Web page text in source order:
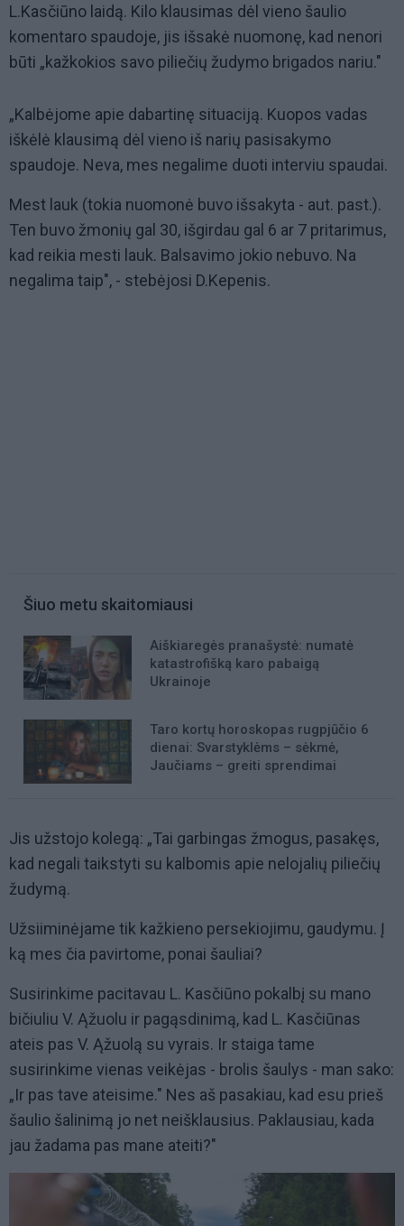
L.Kasčiūno laidą. Kilo klausimas dėl vieno šaulio
komentaro spaudoje, jis išsakė nuomonę, kad nenori
būti „kažkokios savo piliečių žudymo brigados nariu."
„Kalbėjome apie dabartinę situaciją. Kuopos vadas
iškėlė klausimą dėl vieno iš narių pasisakymo
spaudoje. Neva, mes negalime duoti interviu spaudai.
Mest lauk (tokia nuomonė buvo išsakyta - aut. past.).
Ten buvo žmonių gal 30, išgirdau gal 6 ar 7 pritarimus,
kad reikia mesti lauk. Balsavimo jokio nebuvo. Na
negalima taip", - stebėjosi D.Kepenis.
Šiuo metu skaitomiausi
Aiškiaregės pranašystė: numatė
katastrofišką karo pabaigą
Ukrainoje
Taro kortų horoskopas rugpjūčio 6
dienai: Svarstyklėms – sėkmė,
Jaučiams – greiti sprendimai
Jis užstojo kolegą: „Tai garbingas žmogus, pasakęs,
kad negali taikstyti su kalbomis apie nelojalių piliečių
žudymą.
Užsiiminėjame tik kažkieno persekiojimu, gaudymu. Į
ką mes čia pavirtome, ponai šauliai?
Susirinkime pacitavau L. Kasčiūno pokalbį su mano
bičiuliu V. Ąžuolu ir pagąsdinimą, kad L. Kasčiūnas
ateis pas V. Ąžuolą su vyrais. Ir staiga tame
susirinkime vienas veikėjas - brolis šaulys - man sako:
„Ir pas tave ateisime." Nes aš pasakiau, kad esu prieš
šaulio šalinimą jo net neišklausius. Paklausiau, kada
jau žadama pas mane ateiti?"